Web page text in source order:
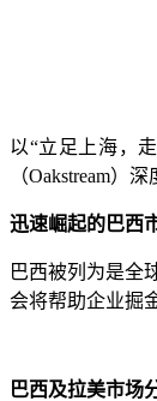
以“立足上海，
（Oakstream）
迅速崛起的巴西
巴西被列为是全
会将帮助企业掘
巴西及拉美市场